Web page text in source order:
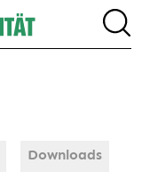
Downloads